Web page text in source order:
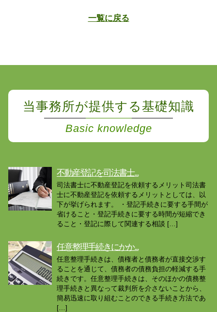
一覧に戻る
当事務所が提供する基礎知識
Basic knowledge
不動産登記を司法書士...
司法書士に不動産登記を依頼するメリット司法書
士に不動産登記を依頼するメリットとしては、以
下が挙げられます。 ・登記手続きに要する手間が
省けること・登記手続きに要する時間が短縮でき
ること・登記に際して関連する相談 […]
任意整理手続きにかか...
任意整理手続きは、債権者と債務者が直接交渉す
ることを通じて、債務者の債務負担の軽減する手
続きです。任意整理手続きは、そのほかの債務整
理手続きと異なって裁判所を介さないことから、
簡易迅速に取り組むことのできる手続き方法であ
[…]